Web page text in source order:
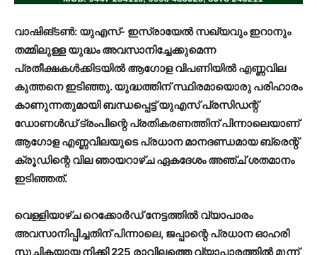
വാഷിങ്ടൺ: യുഎസ്- ഇസ്രായേൽ സഖ്യവും ഇറാനും
തമ്മിലുള്ള യുദ്ധം അവസാനിച്ചേക്കുമെന്ന
പ്രതീക്ഷകൾക്കിടയിൽ ആഗോള വിപണിയിൽ എണ്ണവില
കുത്തനെ ഇടിഞ്ഞു. യുദ്ധത്തിന് സ്ഥിരമായൊരു പരിഹാരം
കാണുന്നതുമായി ബന്ധപ്പെട്ട് യുഎസ് പ്രസിഡന്റ്
ഡോണൾഡ് ട്രംപിന്റെ പ്രതികരണത്തിന് പിന്നാലെയാണ്
ആഗോള എണ്ണവിലയുടെ പ്രധാന മാനദണ്ഡമായ ബ്രെന്റ്
ക്രൂഡിന്റെ വില ഞായറാഴ്ച ഏകദേശം അഞ്ച് ശതമാനം
ഇടിഞ്ഞത്.
വെള്ളിയാഴ്ച റെക്കോർഡ് നേട്ടത്തിൽ വ്യാപാരം
അവസാനിപ്പിച്ചതിന് പിന്നാലെ, ജപ്പാന്റെ പ്രധാന ഓഹരി
സൂചികയായ നിക്കി 225 രാവിലത്തെ വ്യാപാരത്തിൽ മൂന്ന്